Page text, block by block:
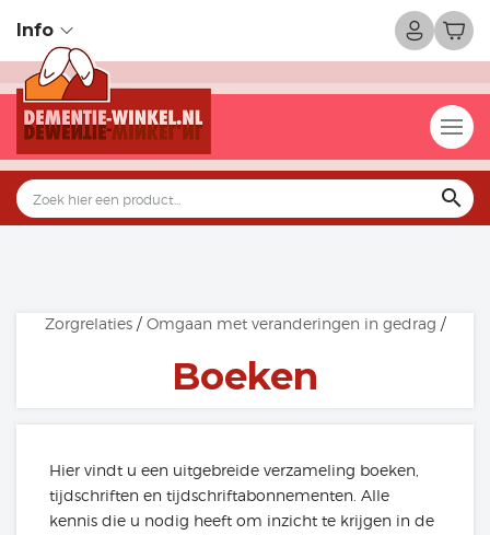
Info
search
Zorgrelaties/ Omgaan met veranderingen in gedrag /
Boeken
Hier vindt u een uitgebreide verzameling boeken,
tijdschriften en tijdschriftabonnementen. Alle
kennis die u nodig heeft om inzicht te krijgen in de